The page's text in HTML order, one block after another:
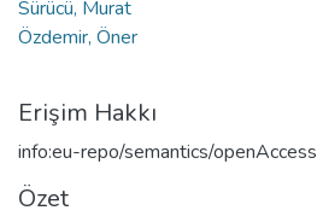
Sürücü, Murat
Özdemir, Öner
Erişim Hakkı
info:eu-repo/semantics/openAccess
Özet